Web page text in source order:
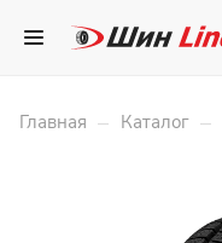
Главная – Каталог –